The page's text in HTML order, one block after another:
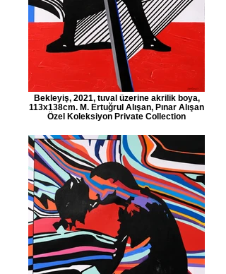
Bekleyiş, 2021, tuval üzerine akrilik boya,
113x138cm. M. Ertuğrul Alışan, Pınar Alışan
Özel Koleksiyon Private Collection